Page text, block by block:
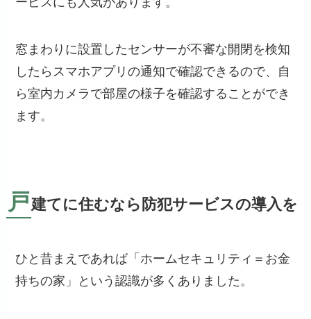
窓まわりに設置したセンサーが不審な開閉を検知
したらスマホアプリの通知で確認できるので、自
ら室内カメラで部屋の様子を確認することができ
ます。
戸建てに住むなら防犯サービスの導入を
ひと昔まえであれば「ホームセキュリティ＝お金
持ちの家」という認識が多くありました。